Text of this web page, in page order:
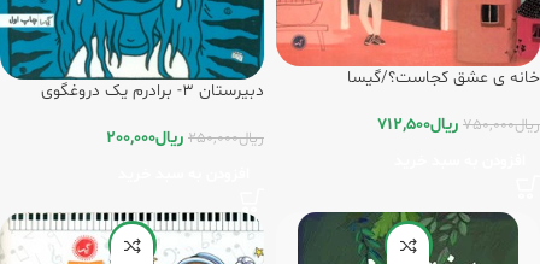
خانه ی عشق کجاست؟/گیسا
ریال750,000 ریال712,500
دبیرستان 3- برادرم یک دروغگوی
ریال250,000 ریال200,000
-20%
-20%